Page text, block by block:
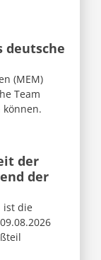
deutsche
(MEM)
Team
der
der
ist die